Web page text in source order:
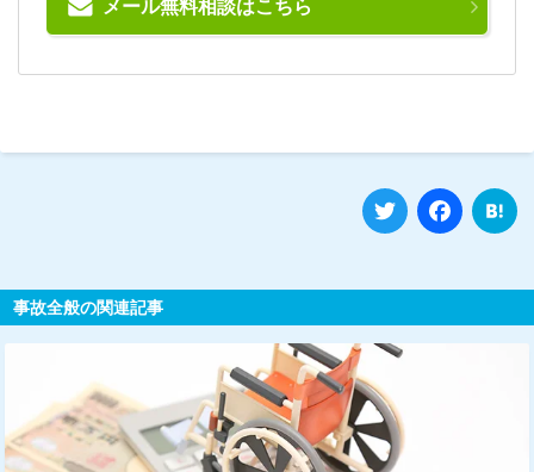
メール無料相談はこちら
Twitter
事故全般の関連記事